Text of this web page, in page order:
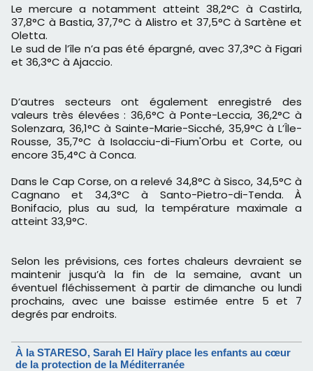
Le mercure a notamment atteint 38,2°C à Castirla,
37,8°C à Bastia, 37,7°C à Alistro et 37,5°C à Sartène et
Oletta.
Le sud de l’île n’a pas été épargné, avec 37,3°C à Figari
et 36,3°C à Ajaccio.
D’autres secteurs ont également enregistré des
valeurs très élevées : 36,6°C à Ponte-Leccia, 36,2°C à
Solenzara, 36,1°C à Sainte-Marie-Sicché, 35,9°C à L’Île-
Rousse, 35,7°C à Isolacciu-di-Fium'Orbu et Corte, ou
encore 35,4°C à Conca.
Dans le Cap Corse, on a relevé 34,8°C à Sisco, 34,5°C à
Cagnano et 34,3°C à Santo-Pietro-di-Tenda. À
Bonifacio, plus au sud, la température maximale a
atteint 33,9°C.
Selon les prévisions, ces fortes chaleurs devraient se
maintenir jusqu’à la fin de la semaine, avant un
éventuel fléchissement à partir de dimanche ou lundi
prochains, avec une baisse estimée entre 5 et 7
degrés par endroits.
À la STARESO, Sarah El Haïry place les enfants au cœur
de la protection de la Méditerranée